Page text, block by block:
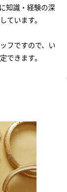
知識・経験の深
ています。
フですので、い
できます。